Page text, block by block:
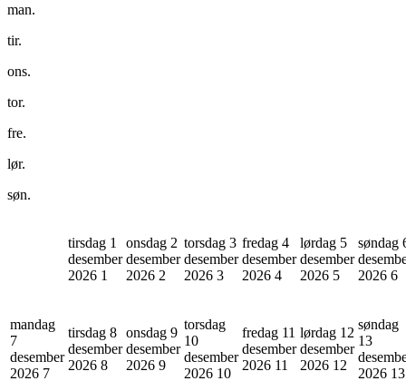
man.
tir.
ons.
tor.
fre.
lør.
søn.
tirsdag 1
desember
2026 1
onsdag 2
desember
2026 2
torsdag 3
desember
2026 3
fredag 4
desember
2026 4
lørdag 5
desember
2026 5
søndag
2026 6
mandag
7
desember
2026 7
tirsdag 8
desember
2026 8
onsdag 9
desember
2026 9
torsdag
10
desember
2026 10
fredag 11
desember
2026 11
lørdag 12
desember
2026 12
søndag
13
2026 13